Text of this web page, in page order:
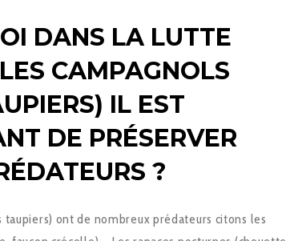
DANS LA LUTTE
CAMPAGNOLS
IL EST
DE PRÉSERVER
?
taupiers) ont de nombreux prédateurs citons les